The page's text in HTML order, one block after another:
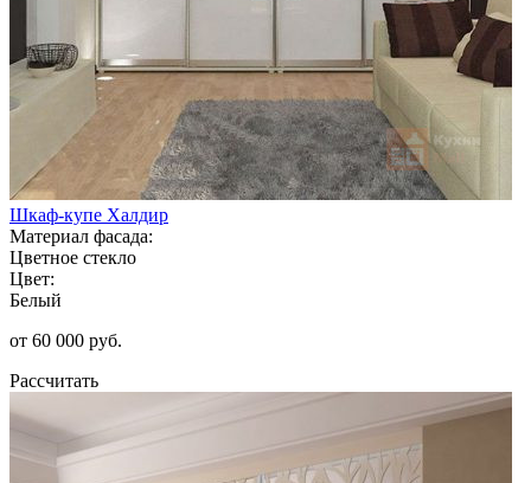
Шкаф-купе Халдир
Материал фасада:
Цветное стекло
Цвет:
Белый
от 60 000 руб.
Рассчитать